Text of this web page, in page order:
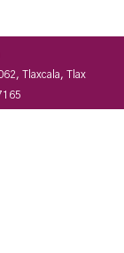
Tlaxcala, Tlax